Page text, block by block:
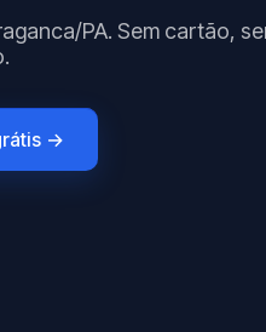
PA. Sem cartão,
→